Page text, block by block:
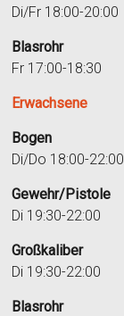
Di/Fr 18:00-20:00
Blasrohr
Fr 17:00-18:30
Erwachsene
Bogen
Di/Do 18:00-22:00
Gewehr/Pistole
Di 19:30-22:00
Großkaliber
Di 19:30-22:00
Blasrohr